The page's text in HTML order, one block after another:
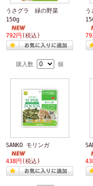
うさグラ 緑の野菜
150g
792円 (税込)
購入数 個
SANKO モリンガ
438円 (税込)